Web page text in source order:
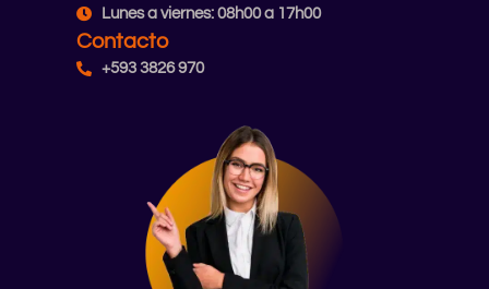
Lunes a viernes: 08h00 a 17h00
Contacto
+593 3826 970